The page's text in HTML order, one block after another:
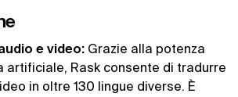
e video: Grazie alla potenza
artificiale, Rask consente di tradurre
in oltre 130 lingue diverse. È